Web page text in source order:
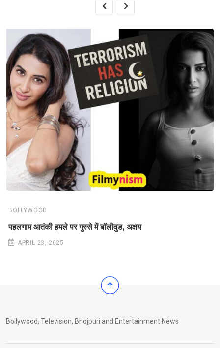
BOLLYWOOD
पहलगाम आतंकी हमले पर गुस्से में बॉलीवुड, अक्षय
APRIL 23, 2025
Bollywood, Television, Bhojpuri and Entertainment News